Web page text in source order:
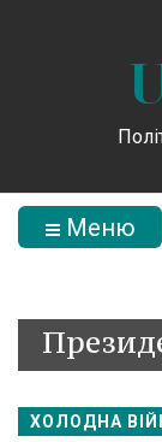
Меню
ХОЛОДНА